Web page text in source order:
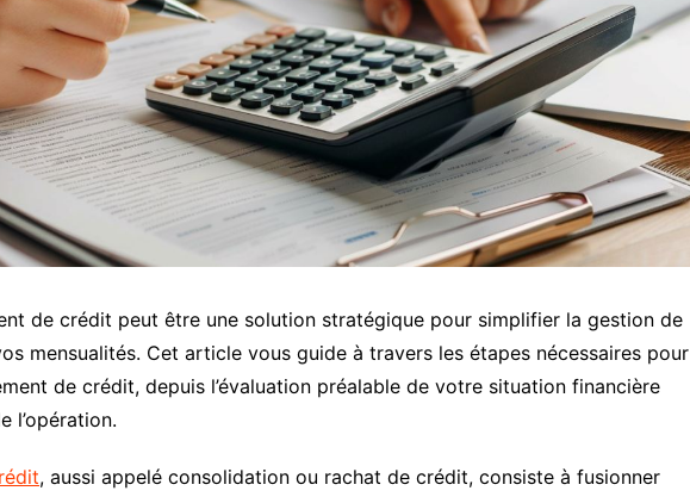
de crédit peut être une solution stratégique pour simplifier la gestion de
mensualités. Cet article vous guide à travers les étapes nécessaires pour
de crédit, depuis l’évaluation préalable de votre situation financière
l’opération.
, aussi appelé consolidation ou rachat de crédit, consiste à fusionner